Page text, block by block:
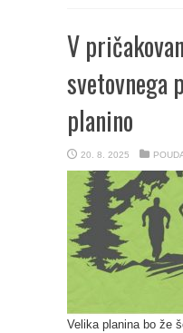
V
svetovnega
planino
20. 8. 2025
Velika planina bo že